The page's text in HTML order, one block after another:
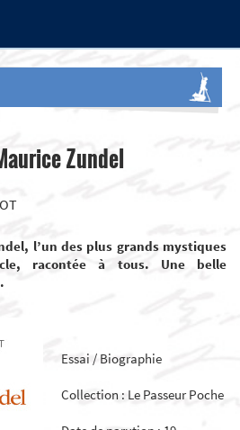
Zundel
l’un des plus grands mystiques
racontée à tous. Une belle
Essai / Biographie
Collection : Le Passeur Poche